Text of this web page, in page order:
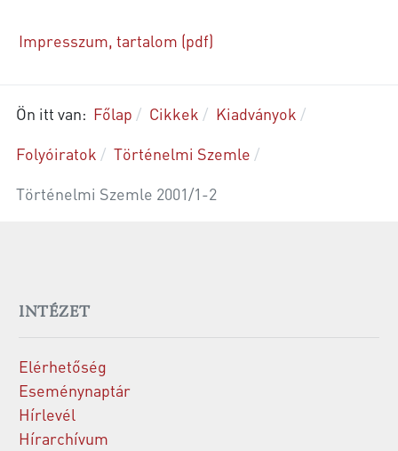
Impresszum, tartalom (pdf)
Ön itt van: Főlap Cikkek
Kiadványok
Folyóiratok
Történelmi Szemle
Történelmi Szemle 2001/1-2
INTÉZET
Elérhetőség
Eseménynaptár
Hírlevél
Hírarchívum